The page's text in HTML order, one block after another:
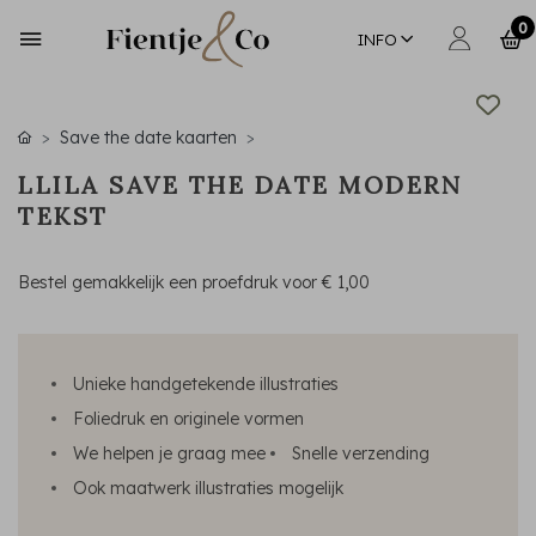
INFO
0
Save the date kaarten
LLILA SAVE THE DATE MODERN
TEKST
Bestel gemakkelijk een proefdruk voor€ 1,00
Unieke handgetekende illustraties
Foliedruk en originele vormen
We helpen je graag mee
Snelle verzending
Ook maatwerk illustraties mogelijk